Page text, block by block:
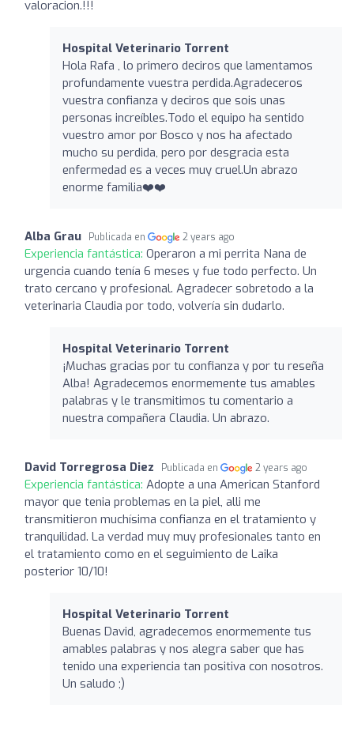
valoracion.!!!
Hospital Veterinario Torrent
Hola Rafa , lo primero deciros que lamentamos
profundamente vuestra perdida.Agradeceros
vuestra confianza y deciros que sois unas
personas increíbles.Todo el equipo ha sentido
vuestro amor por Bosco y nos ha afectado
mucho su perdida, pero por desgracia esta
enfermedad es a veces muy cruel.Un abrazo
enorme familia❤️❤️
Alba Grau Publicada en 2 years ago
Experiencia fantástica: Operaron a mi perrita Nana de
urgencia cuando tenía 6 meses y fue todo perfecto. Un
trato cercano y profesional. Agradecer sobretodo a la
veterinaria Claudia por todo, volvería sin dudarlo.
Hospital Veterinario Torrent
¡Muchas gracias por tu confianza y por tu reseña
Alba! Agradecemos enormemente tus amables
palabras y le transmitimos tu comentario a
nuestra compañera Claudia. Un abrazo.
David Torregrosa Diez Publicada en 2 years ago
Experiencia fantástica: Adopte a una American Stanford
mayor que tenia problemas en la piel, alli me
transmitieron muchísima confianza en el tratamiento y
tranquilidad. La verdad muy muy profesionales tanto en
el tratamiento como en el seguimiento de Laika
posterior 10/10!
Hospital Veterinario Torrent
Buenas David, agradecemos enormemente tus
amables palabras y nos alegra saber que has
tenido una experiencia tan positiva con nosotros.
Un saludo ;)